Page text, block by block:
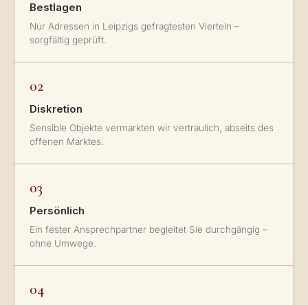
Bestlagen
Nur Adressen in Leipzigs gefragtesten Vierteln –
sorgfältig geprüft.
02
Diskretion
Sensible Objekte vermarkten wir vertraulich, abseits des
offenen Marktes.
03
Persönlich
Ein fester Ansprechpartner begleitet Sie durchgängig –
ohne Umwege.
04